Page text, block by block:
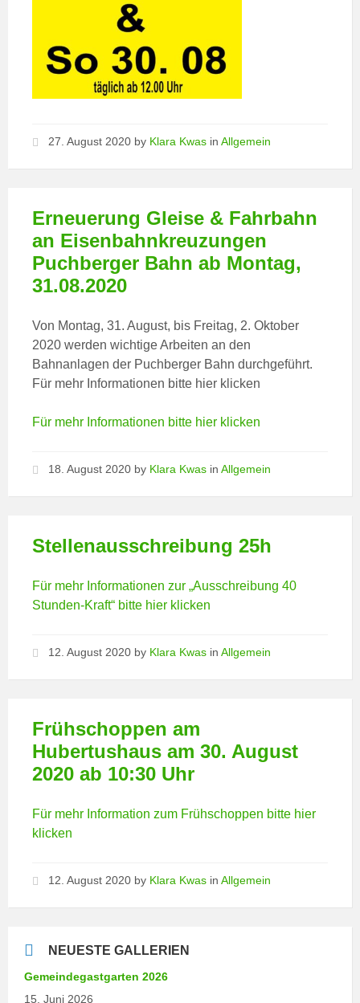
27. August 2020 by Klara Kwas in Allgemein
Erneuerung Gleise & Fahrbahn
an Eisenbahnkreuzungen
Puchberger Bahn ab Montag,
31.08.2020
Von Montag, 31. August, bis Freitag, 2. Oktober
2020 werden wichtige Arbeiten an den
Bahnanlagen der Puchberger Bahn durchgeführt.
Für mehr Informationen bitte hier klicken
Für mehr Informationen bitte hier klicken
18. August 2020 by Klara Kwas in Allgemein
Stellenausschreibung 25h
Für mehr Informationen zur „Ausschreibung 40
Stunden-Kraft“ bitte hier klicken
12. August 2020 by Klara Kwas in Allgemein
Frühschoppen am
Hubertushaus am 30. August
2020 ab 10:30 Uhr
Für mehr Information zum Frühschoppen bitte hier
klicken
12. August 2020 by Klara Kwas in Allgemein
NEUESTE GALLERIEN
Gemeindegastgarten 2026
15. Juni 2026